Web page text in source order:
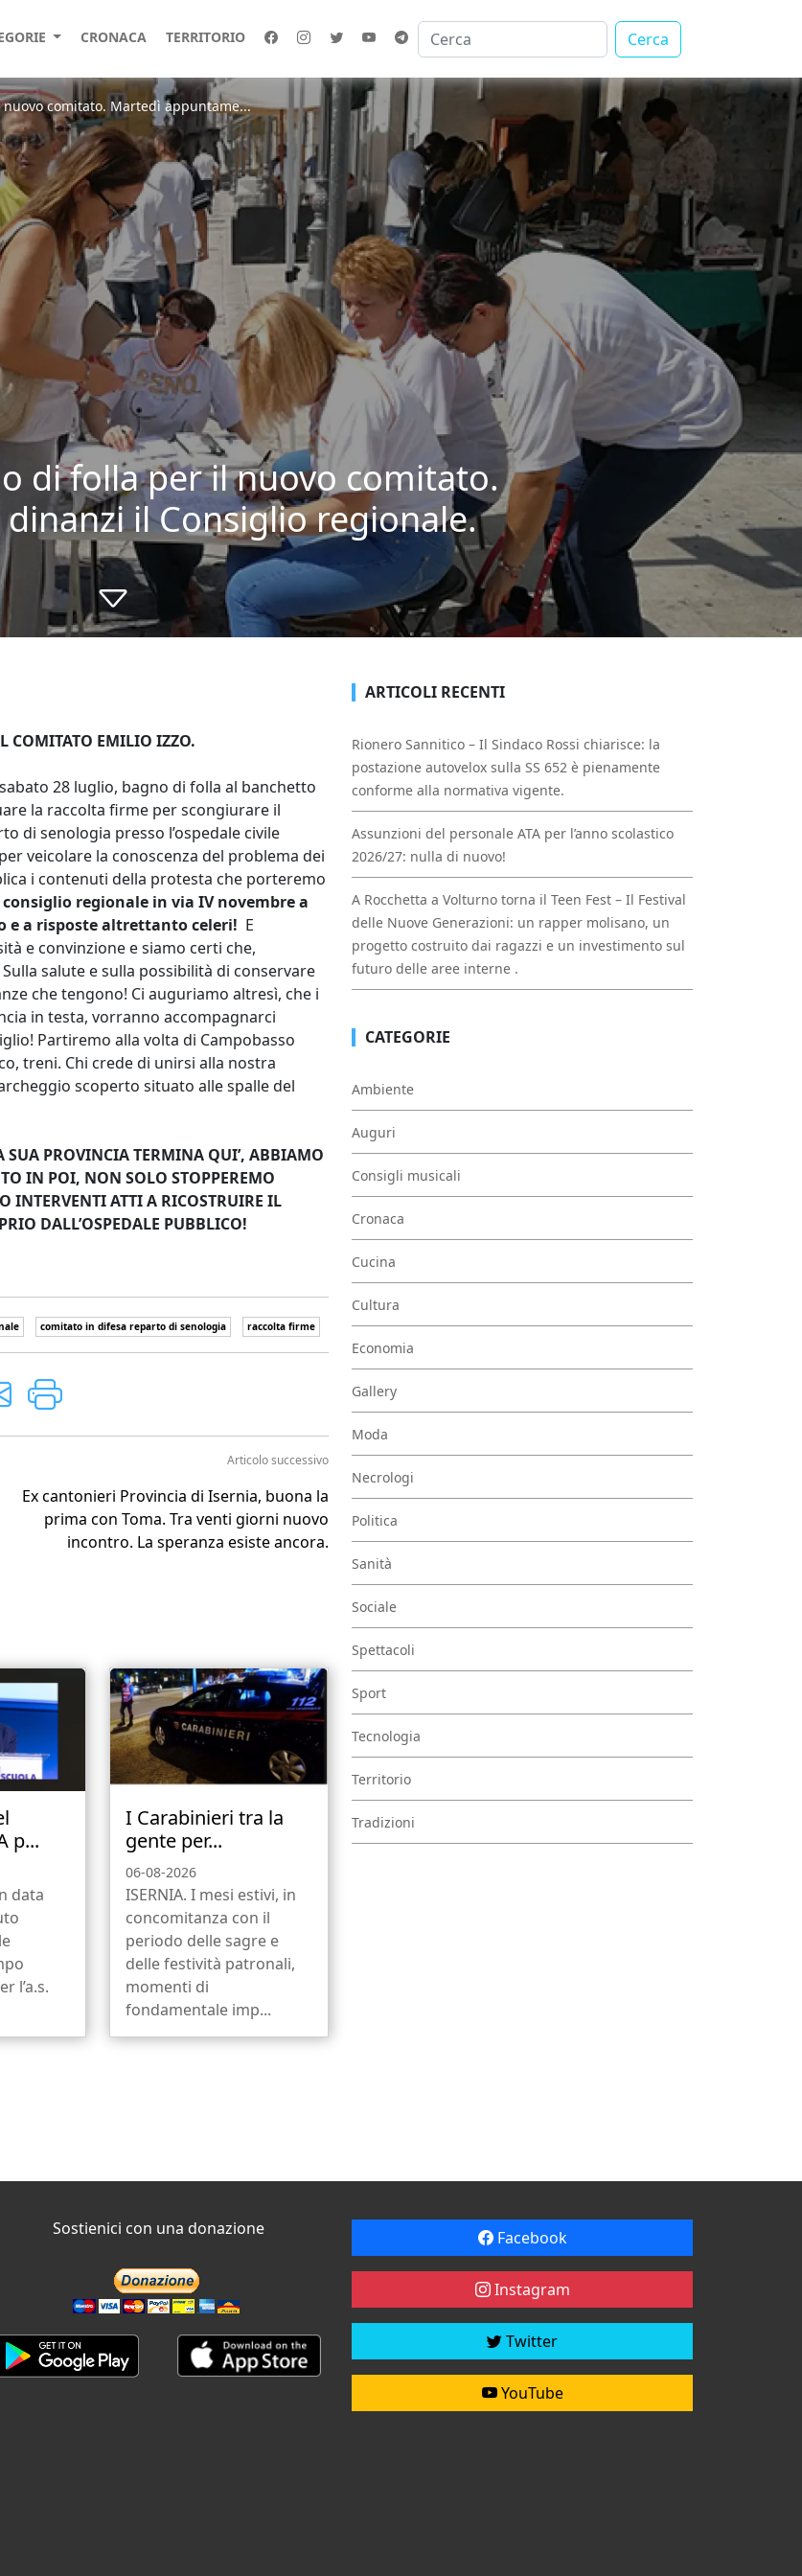
CRONACA TERRITORIO Cerca
comitato. Martedì appuntame...
di folla per il nuovo comitato.
il Consiglio regionale.
COMITATO EMILIO IZZO.
28 luglio, bagno di folla al banchetto
la raccolta firme per scongiurare il
di senologia presso l’ospedale civile
veicolare la conoscenza del problema dei
i contenuti della protesta che porteremo
regionale in via IV novembre a
e a risposte altrettanto celeri! E
e convinzione e siamo certi che,
salute e sulla possibilità di conservare
che tengono! Ci auguriamo altresì, che i
in testa, vorranno accompagnarci
Partiremo alla volta di Campobasso
treni. Chi crede di unirsi alla nostra
scoperto situato alle spalle del
SUA PROVINCIA TERMINA QUI’, ABBIAMO
IN POI, NON SOLO STOPPEREMO
INTERVENTI ATTI A RICOSTRUIRE IL
DALL’OSPEDALE PUBBLICO!
comitato in difesa reparto di senologia raccolta firme
Articolo successivo
Ex cantonieri Provincia di Isernia, buona la
prima con Toma. Tra venti giorni nuovo
incontro. La speranza esiste ancora.
p...
data
l’a.s.
I Carabinieri tra la
gente per...
06-08-2026
ISERNIA. I mesi estivi, in
concomitanza con il
periodo delle sagre e
delle festività patronali,
momenti di
fondamentale imp...
ARTICOLI RECENTI
Rionero Sannitico – Il Sindaco Rossi chiarisce: la
postazione autovelox sulla SS 652 è pienamente
conforme alla normativa vigente.
Assunzioni del personale ATA per l’anno scolastico
2026/27: nulla di nuovo!
A Rocchetta a Volturno torna il Teen Fest – Il Festival
delle Nuove Generazioni: un rapper molisano, un
progetto costruito dai ragazzi e un investimento sul
futuro delle aree interne .
CATEGORIE
Ambiente
Auguri
Consigli musicali
Cronaca
Cucina
Cultura
Economia
Gallery
Moda
Necrologi
Politica
Sanità
Sociale
Spettacoli
Sport
Tecnologia
Territorio
Tradizioni
Sostienici con una donazione Facebook
Instagram
Twitter
YouTube